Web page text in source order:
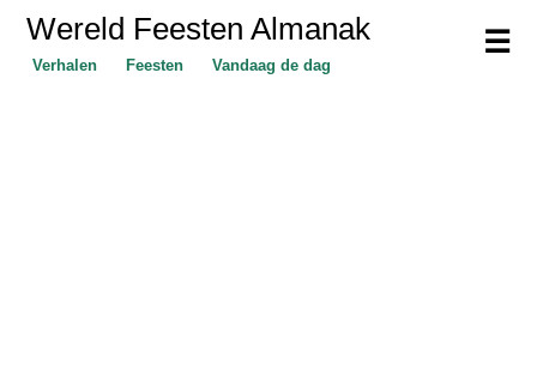
☰
Wereld Feesten Almanak
Verhalen Feesten Vandaag de dag